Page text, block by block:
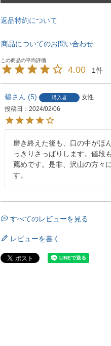
返品特約について
商品についてのお問い合わせ
4.00 1
碧 5 購入者
女性
投稿日
2024/02/06
磨き終えた後も、口の中がほ
っきりさっぱりします。値段
薦めです。是非、沢山の方々
す。
すべてのレビューを見る
レビューを書く